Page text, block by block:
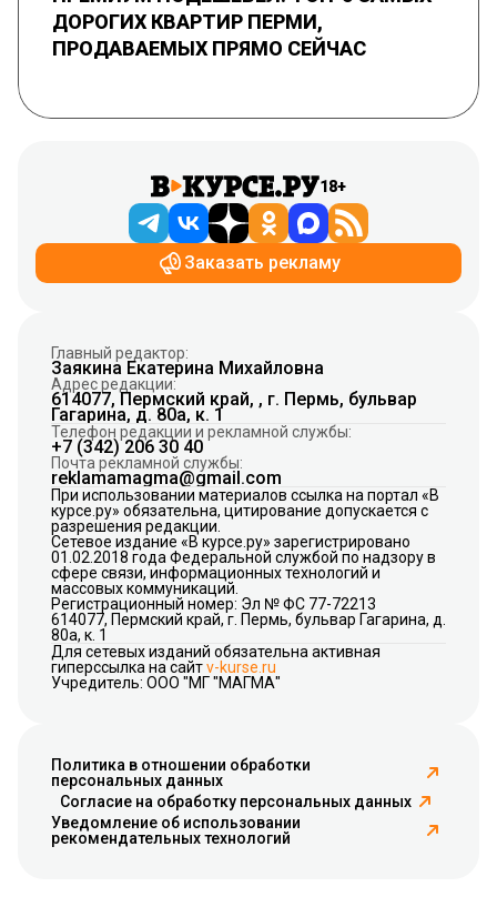
ДОРОГИХ КВАРТИР ПЕРМИ,
ПРОДАВАЕМЫХ ПРЯМО СЕЙЧАС
18+
Заказать рекламу
Главный редактор:
Заякина Екатерина Михайловна
Адрес редакции:
614077, Пермский край, , г. Пермь, бульвар
Гагарина, д. 80а, к. 1
Телефон редакции и рекламной службы:
+7 (342) 206 30 40
Почта рекламной службы:
reklamamagma@gmail.com
При использовании материалов ссылка на портал «В
курсе.ру» обязательна, цитирование допускается с
разрешения редакции.
Сетевое издание «В курсе.ру» зарегистрировано
01.02.2018 года Федеральной службой по надзору в
сфере связи, информационных технологий и
массовых коммуникаций.
Регистрационный номер: Эл № ФС 77-72213
614077, Пермский край, г. Пермь, бульвар Гагарина, д.
80а, к. 1
Для сетевых изданий обязательна активная
гиперссылка на сайтv-kurse.ru
Учредитель: ООО "МГ "МАГМА"
Политика в отношении обработки
персональных данных
Согласие на обработку персональных данных
Уведомление об использовании
рекомендательных технологий